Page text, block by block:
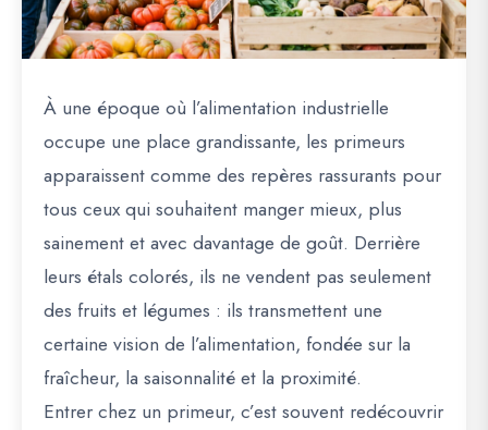
À une époque où l’alimentation industrielle
occupe une place grandissante, les primeurs
apparaissent comme des repères rassurants pour
tous ceux qui souhaitent manger mieux, plus
sainement et avec davantage de goût. Derrière
leurs étals colorés, ils ne vendent pas seulement
des fruits et légumes : ils transmettent une
certaine vision de l’alimentation, fondée sur la
fraîcheur, la saisonnalité et la proximité.
Entrer chez un primeur, c’est souvent redécouvrir